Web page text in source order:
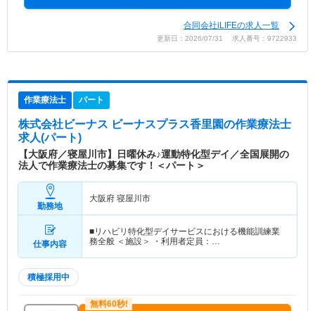
合同会社iLIFEの求人一覧
更新日：2026/07/31 求人番号：9722933
作業療法士 パート
株式会社ビーナス ビーナスプラス香里園の作業療法士
求人(パート)
【大阪府／寝屋川市】日曜休み♪運動特化型デイ／全国展開の
法人で作業療法士の募集です！＜パート＞
勤務地
大阪府 寝屋川市
仕事内容
■リハビリ特化型デイサービスにおける機能訓練業
務全般 ＜施設＞ ・利用者定員：…
積極採用中